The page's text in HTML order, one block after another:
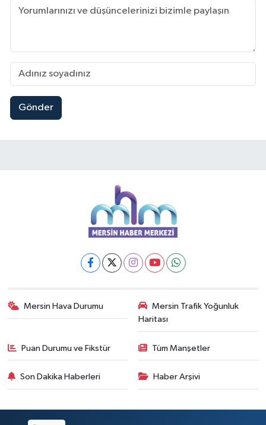
Gönder
Mersin Hava Durumu
Mersin Trafik Yoğunluk
Haritası
Puan Durumu ve Fikstür Tüm Manşetler
Son Dakika Haberleri Haber Arşivi